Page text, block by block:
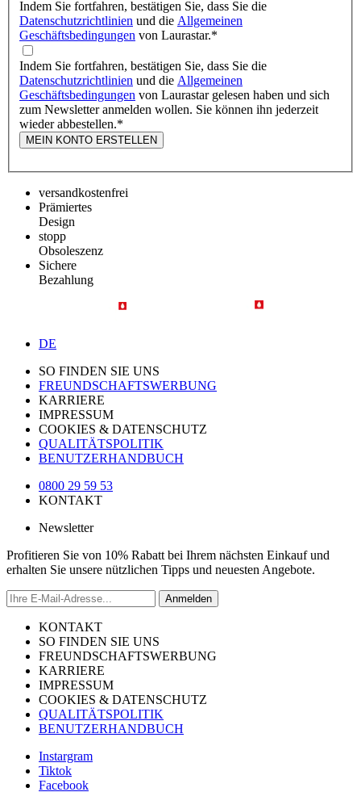
Indem Sie fortfahren, bestätigen Sie, dass Sie die
Datenschutzrichtlinien und die Allgemeinen
Geschäftsbedingungen von Laurastar.*
Indem Sie fortfahren, bestätigen Sie, dass Sie die
Datenschutzrichtlinien und die Allgemeinen
Geschäftsbedingungen von Laurastar gelesen haben und sich
zum Newsletter anmelden wollen. Sie können ihn jederzeit
wieder abbestellen.*
MEIN KONTO ERSTELLEN
versandkostenfrei
Prämiertes
Design
stopp
Obsoleszenz
Sichere
Bezahlung
DE
SO FINDEN SIE UNS
FREUNDSCHAFTSWERBUNG
KARRIERE
IMPRESSUM
COOKIES & DATENSCHUTZ
QUALITÄTSPOLITIK
BENUTZERHANDBUCH
0800 29 59 53
KONTAKT
Newsletter
Profitieren Sie von 10% Rabatt bei Ihrem nächsten Einkauf und
erhalten Sie unsere nützlichen Tipps und neuesten Angebote.
Anmelden
KONTAKT
SO FINDEN SIE UNS
FREUNDSCHAFTSWERBUNG
KARRIERE
IMPRESSUM
COOKIES & DATENSCHUTZ
QUALITÄTSPOLITIK
BENUTZERHANDBUCH
Instargram
Tiktok
Facebook